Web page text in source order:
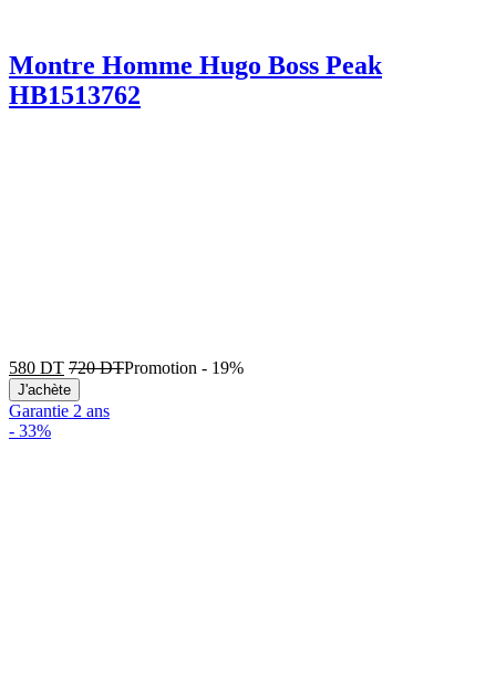
Montre Homme Hugo Boss Peak
HB1513762
580 DT 720DTPromotion - 19%
J'achète
Garantie 2 ans
- 33%